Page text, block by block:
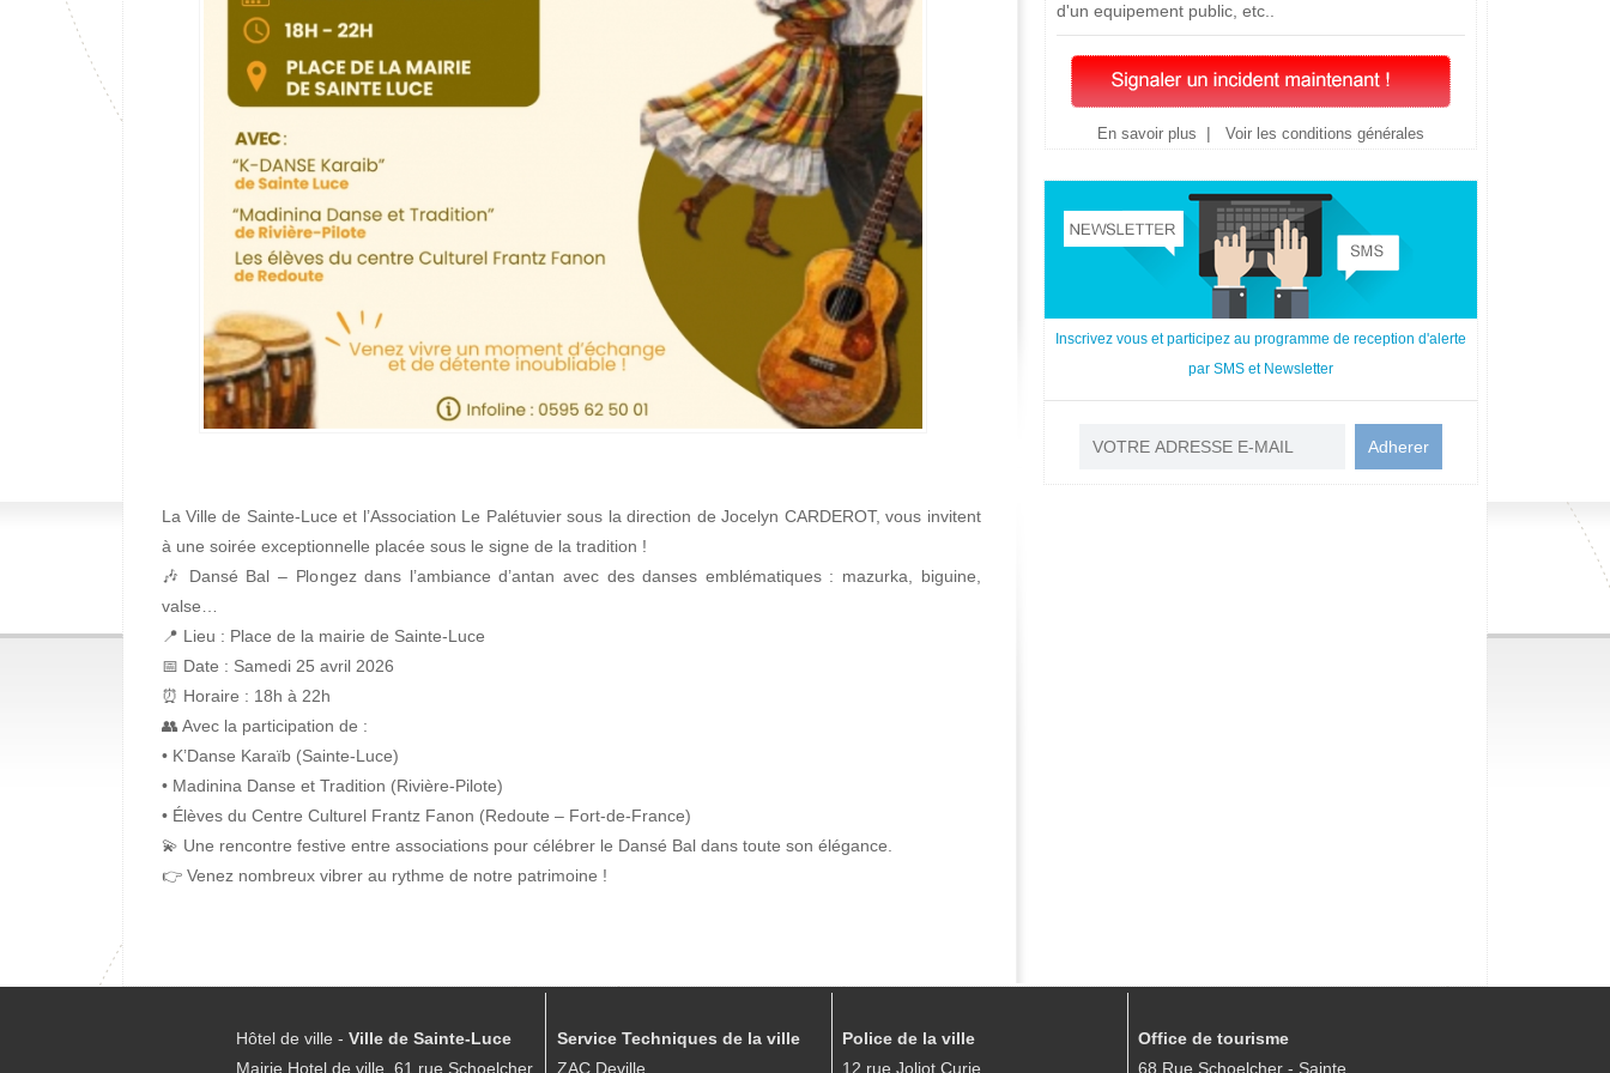
La Ville de Sainte-Luce et l’Association Le Palétuvier sous la direction de Jocelyn CARDEROT, vous invitent
à une soirée exceptionnelle placée sous le signe de la tradition !
🎶 Dansé Bal – Plongez dans l’ambiance d’antan avec des danses emblématiques : mazurka, biguine,
valse…
📍 Lieu : Place de la mairie de Sainte-Luce
📅 Date : Samedi 25 avril 2026
⏰ Horaire : 18h à 22h
👥 Avec la participation de :
• K’Danse Karaïb (Sainte-Luce)
• Madinina Danse et Tradition (Rivière-Pilote)
• Élèves du Centre Culturel Frantz Fanon (Redoute – Fort-de-France)
💫 Une rencontre festive entre associations pour célébrer le Dansé Bal dans toute son élégance.
👉 Venez nombreux vibrer au rythme de notre patrimoine !
d'un equipement public, etc..
En savoir plus | Voir les conditions générales
Inscrivez vous et participez au programme de reception d'alerte
par SMS et Newsletter
Hôtel de ville - Ville de Sainte-Luce
Mairie Hotel de ville, 61 rue Schoelcher
Service Techniques de la ville
ZAC Deville
Police de la ville
12 rue Joliot Curie
Office de tourisme
68 Rue Schoelcher - Sainte